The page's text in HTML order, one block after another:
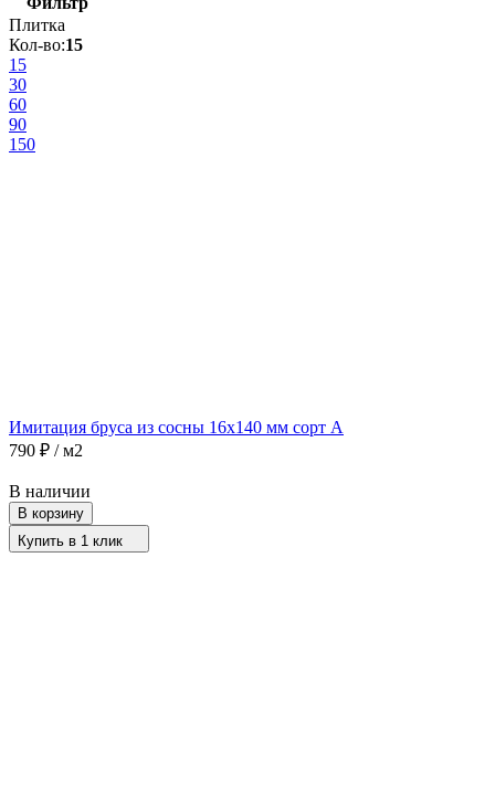
Плитка
Кол-во:15
15
30
60
90
150
Имитация бруса из сосны 16х140 мм сорт A
790 ₽ / м2
В наличии
В корзину
Купить в 1 клик